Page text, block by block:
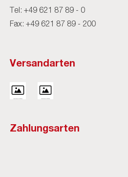
Tel: +49 621 87 89 - 0
Fax: +49 621 87 89 - 200
Versandarten
Zahlungsarten